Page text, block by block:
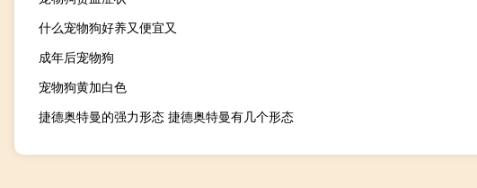
什么宠物狗好养又便宜又
成年后宠物狗
宠物狗黄加白色
捷德奥特曼的强力形态 捷德奥特曼有几个形态